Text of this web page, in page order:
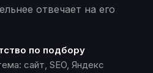
отвечает на его
по подбору
сайт, SEO, Яндекс